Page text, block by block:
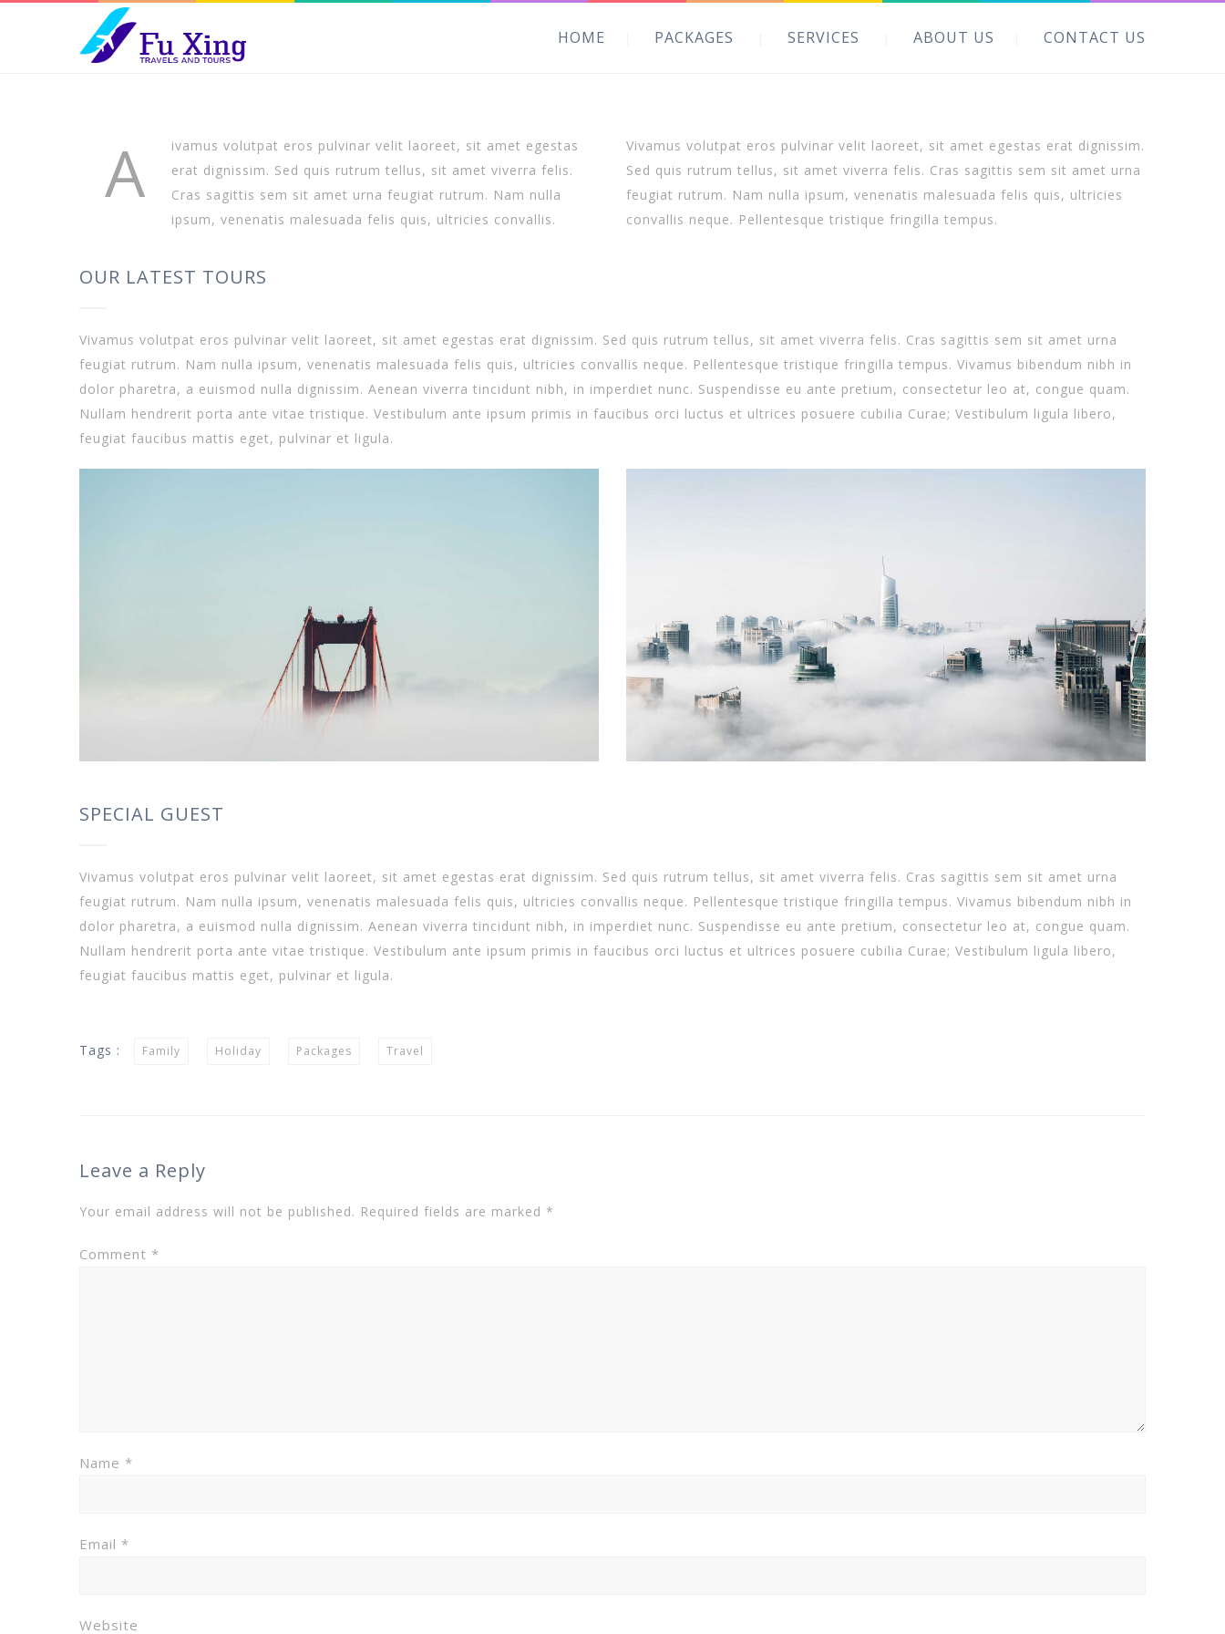
HOME PACKAGES SERVICES ABOUT US CONTACT US
A
ivamus volutpat eros pulvinar velit laoreet, sit amet egestas
erat dignissim. Sed quis rutrum tellus, sit amet viverra felis.
Cras sagittis sem sit amet urna feugiat rutrum. Nam nulla
ipsum, venenatis malesuada felis quis, ultricies convallis.
Vivamus volutpat eros pulvinar velit laoreet, sit amet egestas erat dignissim.
Sed quis rutrum tellus, sit amet viverra felis. Cras sagittis sem sit amet urna
feugiat rutrum. Nam nulla ipsum, venenatis malesuada felis quis, ultricies
convallis neque. Pellentesque tristique fringilla tempus.
OUR LATEST TOURS
Vivamus volutpat eros pulvinar velit laoreet, sit amet egestas erat dignissim. Sed quis rutrum tellus, sit amet viverra felis. Cras sagittis sem sit amet urna
feugiat rutrum. Nam nulla ipsum, venenatis malesuada felis quis, ultricies convallis neque. Pellentesque tristique fringilla tempus. Vivamus bibendum nibh in
dolor pharetra, a euismod nulla dignissim. Aenean viverra tincidunt nibh, in imperdiet nunc. Suspendisse eu ante pretium, consectetur leo at, congue quam.
Nullam hendrerit porta ante vitae tristique. Vestibulum ante ipsum primis in faucibus orci luctus et ultrices posuere cubilia Curae; Vestibulum ligula libero,
feugiat faucibus mattis eget, pulvinar et ligula.
SPECIAL GUEST
Vivamus volutpat eros pulvinar velit laoreet, sit amet egestas erat dignissim. Sed quis rutrum tellus, sit amet viverra felis. Cras sagittis sem sit amet urna
feugiat rutrum. Nam nulla ipsum, venenatis malesuada felis quis, ultricies convallis neque. Pellentesque tristique fringilla tempus. Vivamus bibendum nibh in
dolor pharetra, a euismod nulla dignissim. Aenean viverra tincidunt nibh, in imperdiet nunc. Suspendisse eu ante pretium, consectetur leo at, congue quam.
Nullam hendrerit porta ante vitae tristique. Vestibulum ante ipsum primis in faucibus orci luctus et ultrices posuere cubilia Curae; Vestibulum ligula libero,
feugiat faucibus mattis eget, pulvinar et ligula.
Tags : Family Holiday Packages Travel
Leave a Reply
Your email address will not be published. Required fields are marked *
Comment *
Name *
Email *
Website